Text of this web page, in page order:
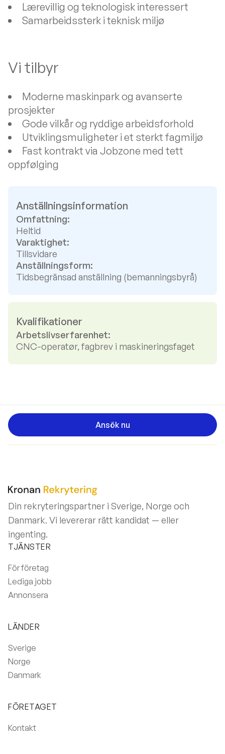
Lærevillig og teknologisk interessert
Samarbeidssterk i teknisk miljø
Vi tilbyr
Moderne maskinpark og avanserte
prosjekter
Gode vilkår og ryddige arbeidsforhold
Utviklingsmuligheter i et sterkt fagmiljø
Fast kontrakt via Jobzone med tett
oppfølging
Anställningsinformation
Omfattning:
Heltid
Varaktighet:
Tillsvidare
Anställningsform:
Tidsbegränsad anställning (bemanningsbyrå)
Kvalifikationer
Arbetslivserfarenhet:
CNC-operatør, fagbrev i maskineringsfaget
Ansök nu
Din rekryteringspartner i Sverige, Norge och
Danmark. Vi levererar rätt kandidat — eller
ingenting.
TJÄNSTER
För företag
Lediga jobb
Annonsera
LÄNDER
Sverige
Norge
Danmark
FÖRETAGET
Kontakt